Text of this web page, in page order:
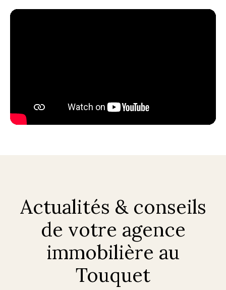
Actualités & conseils
de votre agence
immobilière au
Touquet